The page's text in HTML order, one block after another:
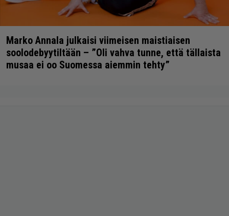
Marko Annala julkaisi viimeisen maistiaisen
soolodebyytiltään – ”Oli vahva tunne, että tällaista
musaa ei oo Suomessa aiemmin tehty”